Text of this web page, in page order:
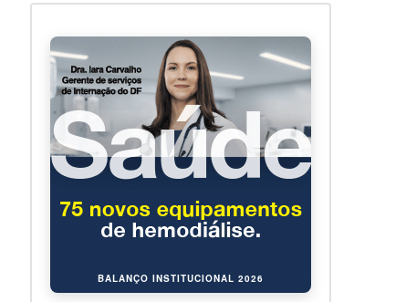
BALANÇO INSTITUCIONAL 2026